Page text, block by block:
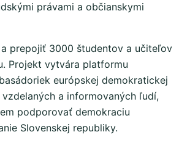
právami a občianskymi
prepojiť 3000 študentov a učiteľov
Projekt vytvára platformu
európskej demokratickej
a informovaných ľudí,
podporovať demokraciu
Slovenskej republiky.